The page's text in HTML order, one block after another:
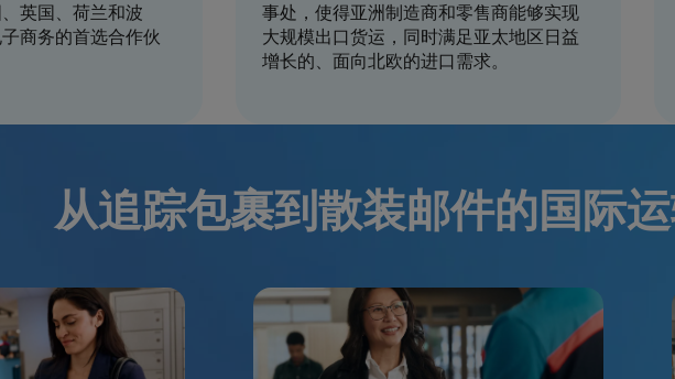
英国、荷兰和波
商务的首选合作伙
事处，使得亚洲制造商和零售商能够实现
大规模出口货运，同时满足亚太地区日益
增长的、面向北欧的进口需求。
从追踪包裹到散装邮件的国际